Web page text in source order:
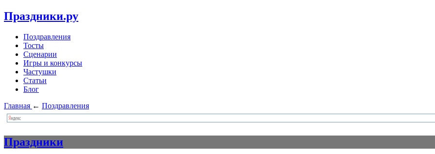
Праздники.ру
Поздравления
Тосты
Сценарии
Игры и конкурсы
Частушки
Статьи
Блог
Главная ← Поздравления
Праздники